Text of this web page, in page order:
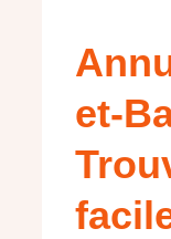
et-